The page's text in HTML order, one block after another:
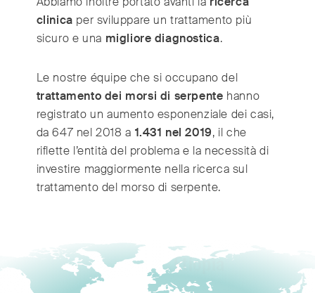
clinica per sviluppare un trattamento più
sicuro e una migliore diagnostica.
Le nostre équipe che si occupano del
trattamento dei morsi di serpente hanno
registrato un aumento esponenziale dei casi,
da 647 nel 2018 a 1.431 nel 2019, il che
riflette l’entità del problema e la necessità di
investire maggiormente nella ricerca sul
trattamento del morso di serpente.
Etiopia